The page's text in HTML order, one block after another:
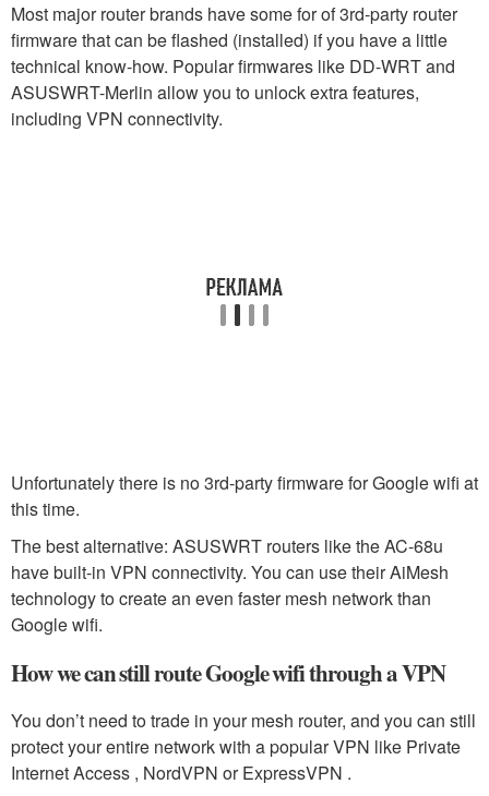
Most major router brands have some for of 3rd-party router
firmware that can be flashed (installed) if you have a little
technical know-how. Popular firmwares like DD-WRT and
ASUSWRT-Merlin allow you to unlock extra features,
including VPN connectivity.
Unfortunately there is no 3rd-party firmware for Google wifi at
this time.
The best alternative: ASUSWRT routers like the AC-68u
have built-in VPN connectivity. You can use their AiMesh
technology to create an even faster mesh network than
Google wifi.
How we can still route Google wifi through a VPN
You don’t need to trade in your mesh router, and you can still
protect your entire network with a popular VPN like Private
Internet Access , NordVPN or ExpressVPN .